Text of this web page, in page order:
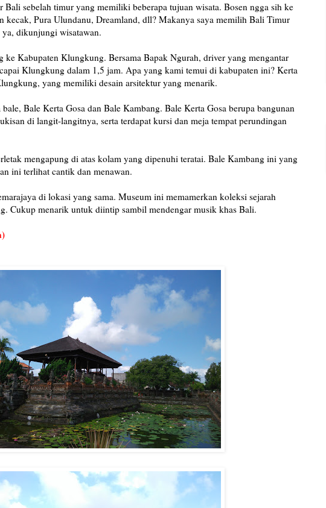
sebelah timur yang memiliki beberapa tujuan wisata. Bosen ngga sih ke
kecak, Pura Ulundanu, Dreamland, dll? Makanya saya memilih Bali Timur
dikunjungi wisatawan.
ke Kabupaten Klungkung. Bersama Bapak Ngurah, driver yang mengantar
Klungkung dalam 1,5 jam. Apa yang kami temui di kabupaten ini? Kerta
yang memiliki desain arsitektur yang menarik.
Bale Kerta Gosa dan Bale Kambang. Bale Kerta Gosa berupa bangunan
di langit-langitnya, serta terdapat kursi dan meja tempat perundingan
mengapung di atas kolam yang dipenuhi teratai. Bale Kambang ini yang
ini terlihat cantik dan menawan.
di lokasi yang sama. Museum ini memamerkan koleksi sejarah
Cukup menarik untuk diintip sambil mendengar musik khas Bali.